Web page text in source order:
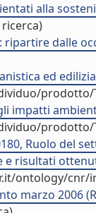
alla
dalle
ed
prodotto/
impatti
prodotto/
Ruolo del
risultati
ontology/cnr/
marzo